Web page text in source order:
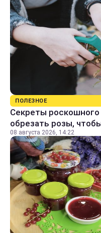
ПОЛЕЗНОЕ
Секреты роскошного
обрезать розы,
08 августа 2026, 14:22